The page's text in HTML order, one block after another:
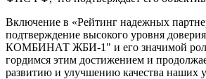
Включение в «Рейтинг надежных
подтверждение высокого уровня
КОМБИНАТ ЖБИ-1" и его значимой
гордимся этим достижением и
развитию и улучшению качества наших